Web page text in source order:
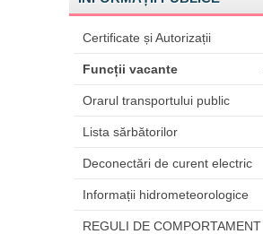
Certificate și Autorizații
Funcții vacante
Orarul transportului public
Lista sărbătorilor
Deconectări de curent electric
Informații hidrometeorologice
REGULI DE COMPORTAMENT